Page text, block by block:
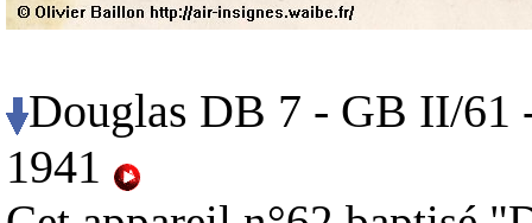
Douglas DB 7 - GB II/61
1941